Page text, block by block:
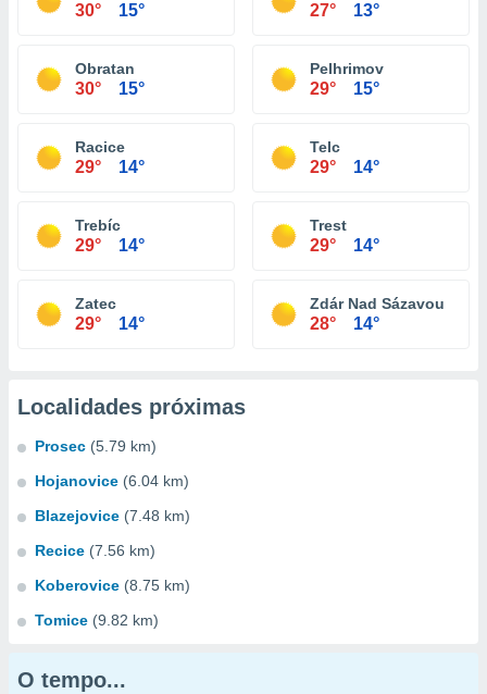
30° 15° 27° 13°
Obratan
30° 15°
Pelhrimov
29° 15°
Racice
29° 14°
Telc
29° 14°
Trebíc
29° 14°
Trest
29° 14°
Zatec
29° 14°
Zdár Nad Sázavou
28° 14°
Localidades próximas
Prosec (5.79 km)
Hojanovice (6.04 km)
Blazejovice (7.48 km)
Recice (7.56 km)
Koberovice (8.75 km)
Tomice (9.82 km)
O tempo...